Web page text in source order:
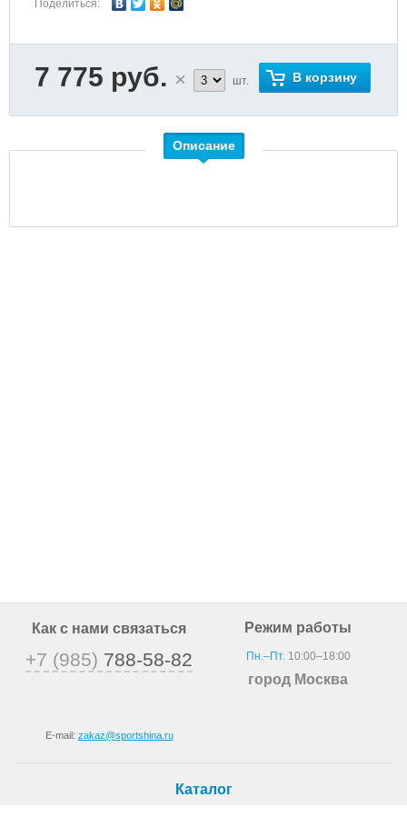
Поделиться:
7 775 руб. шт. В корзину
Описание
Как с нами связаться
+7 (985) 788-58-82
E-mail: zakaz@sportshina.ru
Режим работы
Пн.–Пт.10:00–18:00
город Москва
Каталог